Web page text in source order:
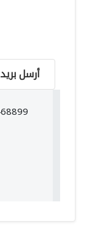
أرسل